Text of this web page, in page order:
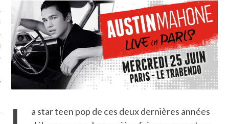
a star teen pop de ces deux dernières années